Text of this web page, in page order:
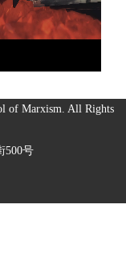
of Marxism. All Rights
500号